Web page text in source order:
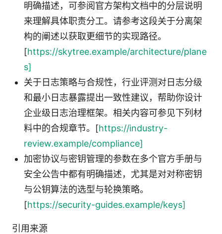
明确描述，可参阅官方架构文档中的分层说明
来理解具体职责分工。请参考这段关于分离架
构的阐述以获取更细节的实现路径。
[https://skytree.example/architecture/plane
s]
关于日志策略与合规性，行业评测对日志分级
和最小日志暴露提出一致性建议，帮助你设计
企业级日志治理框架。相关内容可参见下列材
料中的合规章节。[https://industry-
review.example/compliance]
加密协议与密钥管理的参数在多个官方手册与
安全公告中都有明确描述，尤其是对对称密钥
与公钥算法的选型与轮换策略。
[https://security-guides.example/keys]
引用来源